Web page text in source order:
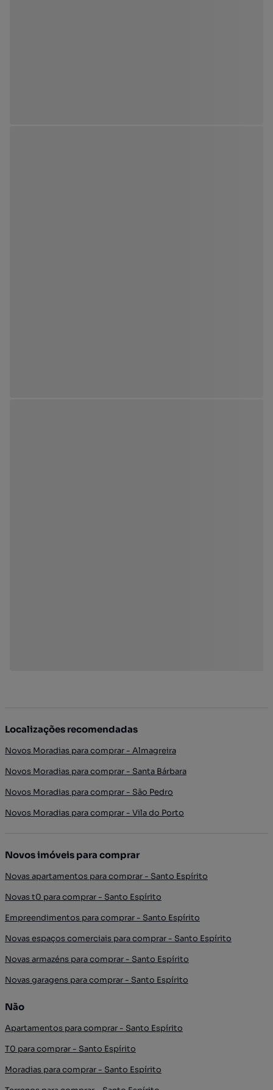
Localizações recomendadas
Novos Moradias para comprar - Almagreira
Novos Moradias para comprar - Santa Bárbara
Novos Moradias para comprar - São Pedro
Novos Moradias para comprar - Vila do Porto
Novos imóveis para comprar
Novas apartamentos para comprar - Santo Espírito
Novas t0 para comprar - Santo Espírito
Empreendimentos para comprar - Santo Espírito
Novas espaços comerciais para comprar - Santo Espírito
Novas armazéns para comprar - Santo Espírito
Novas garagens para comprar - Santo Espírito
Não
Apartamentos para comprar - Santo Espírito
T0 para comprar - Santo Espírito
Moradias para comprar - Santo Espírito